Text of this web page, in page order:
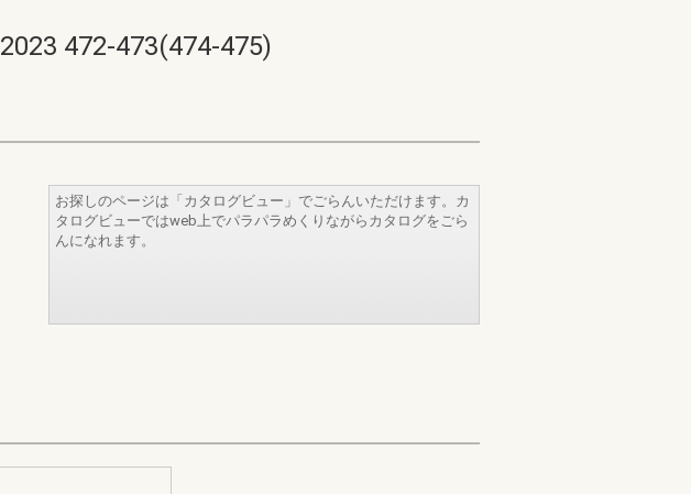
472-473(474-475)
お探しのページは「カタログビュー」でごらんいただけます。カ
タログビューではweb上でパラパラめくりながらカタログをごら
んになれます。